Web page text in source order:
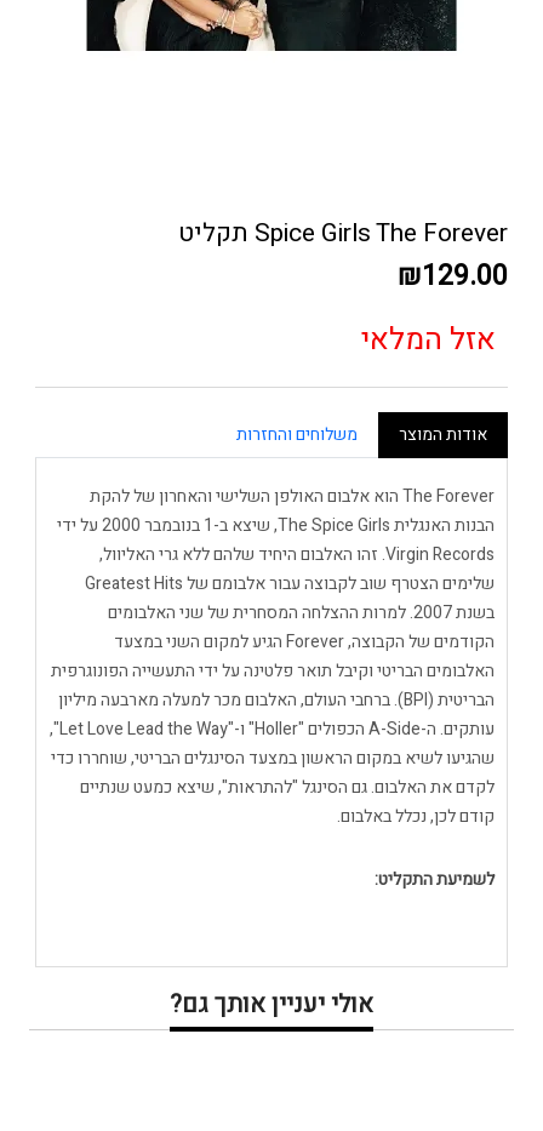
Spice Girls The Forever תקליט
₪129.00
אזל המלאי
אודות המוצר משלוחים והחזרות
The Forever הוא אלבום האולפן השלישי והאחרון של להקת
הבנות האנגלית The Spice Girls, שיצא ב-1 בנובמבר 2000 על ידי
Virgin Records. זהו האלבום היחיד שלהם ללא גרי האליוול,
שלימים הצטרף שוב לקבוצה עבור אלבומם של Greatest Hits
בשנת 2007. למרות ההצלחה המסחרית של שני האלבומים
הקודמים של הקבוצה, Forever הגיע למקום השני במצעד
האלבומים הבריטי וקיבל תואר פלטינה על ידי התעשייה הפונוגרפית
הבריטית (BPI). ברחבי העולם, האלבום מכר למעלה מארבעה מיליון
עותקים. ה-A-Side הכפולים "Holler" ו-"Let Love Lead the Way",
שהגיעו לשיא במקום הראשון במצעד הסינגלים הבריטי, שוחררו כדי
לקדם את האלבום. גם הסינגל "להתראות", שיצא כמעט שנתיים
קודם לכן, נכלל באלבום.
לשמיעת התקליט:
אולי יעניין אותך גם?